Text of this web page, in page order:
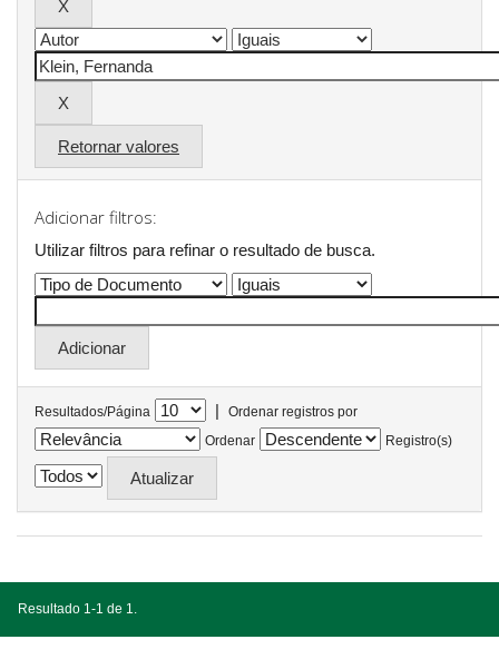
Retornar valores
Adicionar filtros:
Utilizar filtros para refinar o resultado de busca.
Resultados/Página |
Ordenar registros por
Ordenar
Registro(s)
Resultado 1-1 de 1.